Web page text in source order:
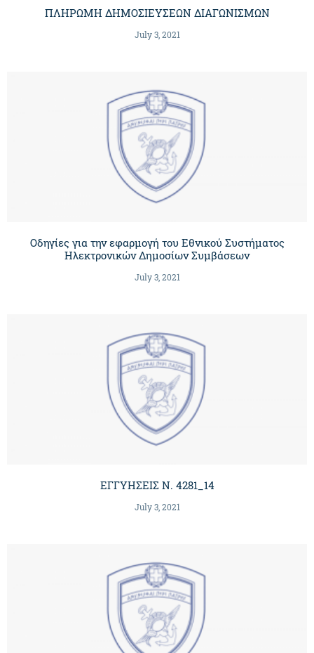
ΠΛΗΡΩΜΗ ΔΗΜΟΣΙΕΥΣΕΩΝ ΔΙΑΓΩΝΙΣΜΩΝ
July 3, 2021
Οδηγίες για την εφαρμογή του Εθνικού Συστήματος
Ηλεκτρονικών Δημοσίων Συμβάσεων
July 3, 2021
ΕΓΓΥΗΣΕΙΣ Ν. 4281_14
July 3, 2021